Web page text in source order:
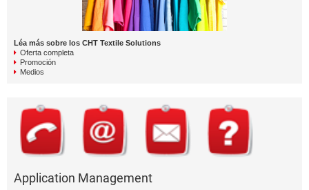
Léa más sobre los CHT Textile Solutions
Oferta completa
Promoción
Medios
Application Management